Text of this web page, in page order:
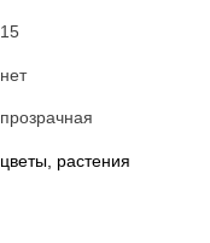
15
нет
прозрачная
цветы, растения